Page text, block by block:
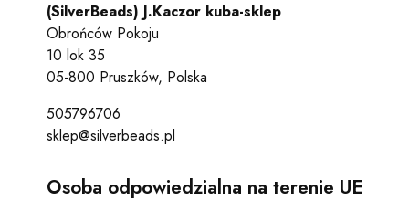
(SilverBeads) J.Kaczor kuba-sklep
Obrońców Pokoju
10 lok 35
05-800 Pruszków, Polska
505796706
sklep@silverbeads.pl
Osoba odpowiedzialna na terenie UE